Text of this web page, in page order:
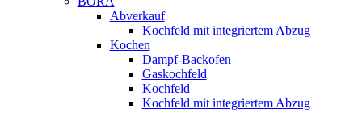
Abverkauf
Kochfeld mit integriertem Abzug
Kochen
Dampf-Backofen
Gaskochfeld
Kochfeld
Kochfeld mit integriertem Abzug